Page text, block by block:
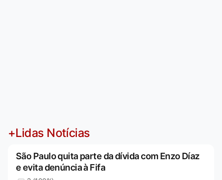
+Lidas Notícias
São Paulo quita parte da dívida com Enzo Díaz
e evita denúncia à Fifa